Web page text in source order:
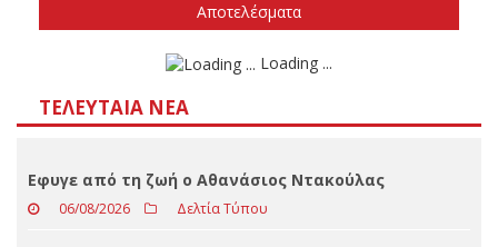
Δεν ξέρω/δεν απαντώ
ΤΕΛΕΥΤΑΊΑ ΝΈΑ